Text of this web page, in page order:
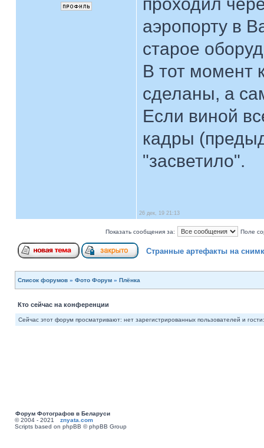
аэропорту в
старое
В тот момент
сделаны, а
Если виной
кадры
"засветило".
26 дек, 19 21:13
Показать сообщения за: Поле
Странные артефакты на
Список форумов » Фото Форум » Плёнка
Кто сейчас на конференции
Сейчас этот форум просматривают: нет зарегистрированных пользователей и
Форум Фотографов в Беларуси
© 2004 - 2021 znyata.com
Scripts based on phpBB © phpBB Group